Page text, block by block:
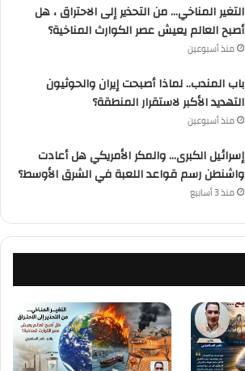
التغير المناخي… من التحذير إلى الاحتراق ، هل
أصبح العالم يعيش عصر الكوارث المناخية؟
منذ أسبوعين
باب المندب.. لماذا أصبحت إيران والحوثيون
التهديد الأكبر لاستقرار المنطقة؟
منذ أسبوعين
إسرائيل الكبرى… والمكر الأمريكي هل أعادت
واشنطن رسم قواعد اللعبة في الشرق الأوسط؟
منذ 3 أسابيع